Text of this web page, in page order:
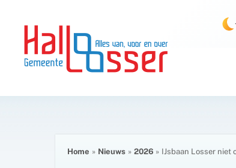
inhoud
inhoud
Home Nieuws 2026 IJsbaan Losser niet